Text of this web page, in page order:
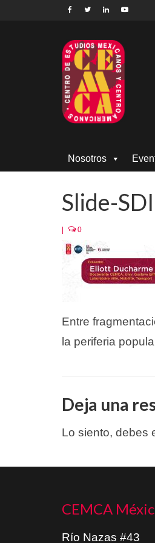
Nosotros
Slide-
| 0
Entre
la periferia
Deja una
Lo siento, debes
CEMCA
Río Nazas #43